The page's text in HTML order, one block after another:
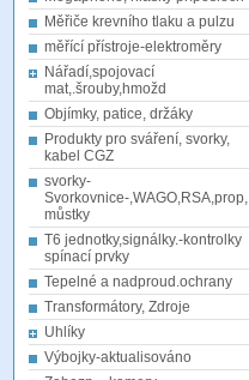
Měřiče krevního tlaku a pulzu
měřící přístroje-elektroměry
Nářadí,spojovací
mat,.šrouby,hmožd
Objímky, patice, držáky
Produkty pro sváření, svorky,
kabel CGZ
svorky-
Svorkovnice-,WAGO,RSA,prop,
můstky
T6 jednotky,signálky.-kontrolky
spínací prvky
Tepelné a nadproud.ochrany
Transformátory, Zdroje
Uhlíky
Výbojky-aktualisováno